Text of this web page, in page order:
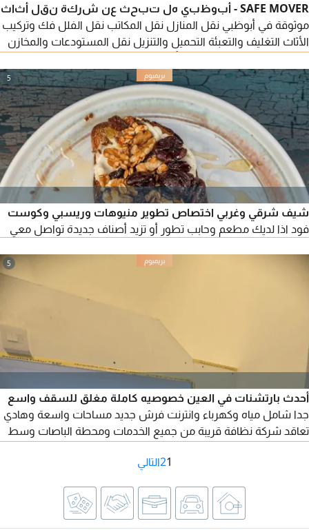
SAFE MOVER - أبوظبي هل تبحث عن شركة نقل أثاث
موثوقة في أبوظبي نقل المنازل نقل المكاتب نقل الفلل فك وتركيب
الأثاث التغليف والتعبئة التحميل والتنزيل نقل المستودعات والمخازن
والامارات. واتساب / اتصال SAFE MOVER خدمة احترافية - أسعار
مناسبة - التزام بالمواعيد
5
شيف شرقي وغربي اختصاص تطوير منيوهات وريسبي وكوست
فود اذا لديك مطعم وحابب تطور أو تزيد أصناف جديدة تواصل معي
5
أحدث بارتشنات في العين خصوصيه كاملة مغلق للسقف واسع
جدا شامل مياه وكهرباء وانترنت فرش جديد مساحات واسعة وهادي
تعاقد شركة نظافة قريبة من جميع الخدمات ومحطة الباصات وسط
1
2التالي